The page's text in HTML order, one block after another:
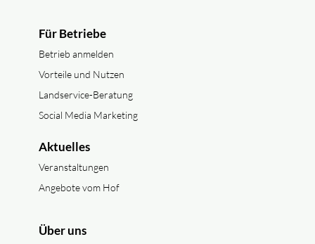
Für Betriebe
Betrieb anmelden
Vorteile und Nutzen
Landservice-Beratung
Social Media Marketing
Aktuelles
Veranstaltungen
Angebote vom Hof
Über uns